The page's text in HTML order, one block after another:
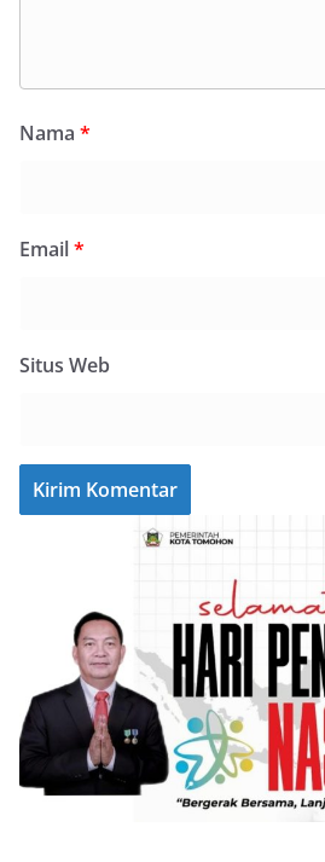
Nama *
Email*
Situs Web